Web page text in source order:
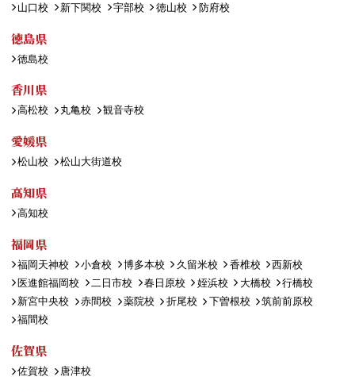
山口校 新下関校 宇部校 徳山校 防府校
徳島県
徳島校
香川県
高松校 丸亀校 観音寺校
愛媛県
松山校 松山大街道校
高知県
高知校
福岡県
福岡天神校 小倉校 博多本校 久留米校 香椎校
西新校
医進館福岡校
二日市校 春日原校 姪浜校 大橋校
行橋校
新宮中央校
赤間校 薬院校 折尾校 下曽根校
筑前前原校
福間校
佐賀県
佐賀校 唐津校